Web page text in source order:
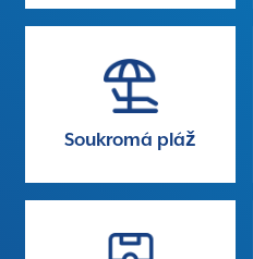
Soukromá pláž